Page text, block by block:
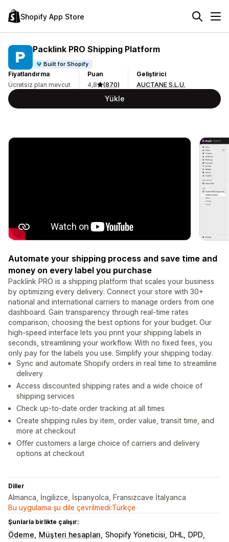
Shopify App Store
Packlink PRO Shipping Platform
Built for Shopify
Fiyatlandırma
Ücretsiz plan mevcut
Puan
4,8
(870)
Geliştirici
AUCTANE S.L.U.
Yükle
Automate your shipping process and save time and
money on every label you purchase
Packlink PRO is a shipping platform that scales your business
by optimizing every delivery. Connect your store with 30+
national and international carriers to manage orders from one
dashboard. Gain transparency through real-time rates
comparison, choosing the best options for your budget. Our
high-speed interface lets you print your shipping labels in
seconds, streamlining your workflow. With no fixed fees, you
only pay for the labels you use. Simplify your shipping today.
Sync and automate Shopify orders in real time to streamline
delivery
Access discounted shipping rates and a wide choice of
shipping services
Check up-to-date order tracking at all times
Create shipping rules by item, order value, transit time, and
more at checkout
Offer customers a large choice of carriers and delivery
options at checkout
Diller
Almanca, İngilizce, İspanyolca, Fransızcave İtalyanca
Bu uygulama şu dile çevrilmedi:Türkçe
Şunlarla birlikte çalışır:
Ödeme Müşteri hesapları Shopify Yöneticisi DHL
DPD